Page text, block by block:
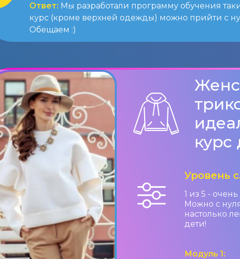
Ответ: Мы разработали программу обучения
курс (кроме верхней одежды) можно прийти с
Обещаем :)
курс
Уровень
1 из 5 -
Можно с
настолько
дети!
Модуль 1: